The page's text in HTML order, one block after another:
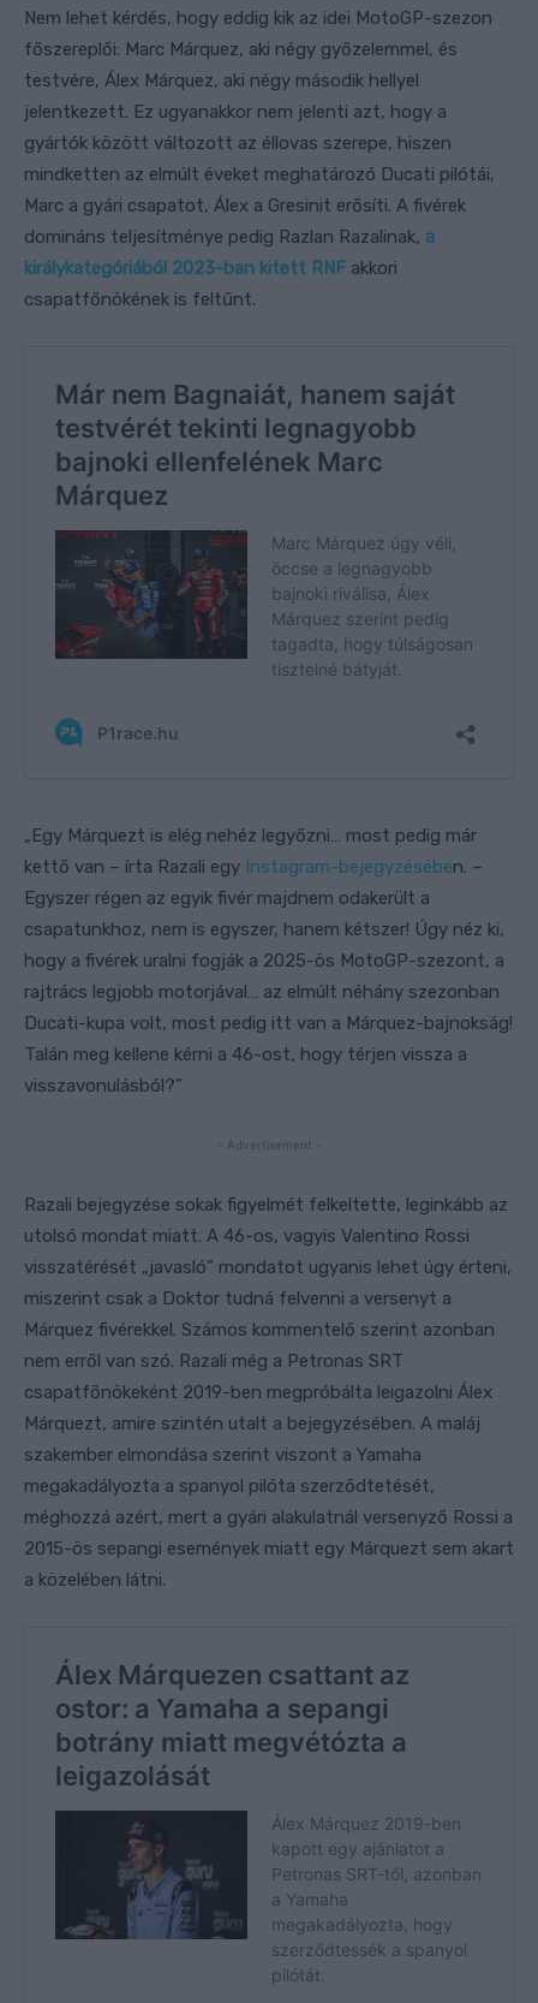
Nem lehet kérdés, hogy eddig kik az idei MotoGP-szezon
főszereplői: Marc Márquez, aki négy győzelemmel, és
testvére, Álex Márquez, aki négy második hellyel
jelentkezett. Ez ugyanakkor nem jelenti azt, hogy a
gyártók között változott az éllovas szerepe, hiszen
mindketten az elmúlt éveket meghatározó Ducati pilótái,
Marc a gyári csapatot, Álex a Gresinit erősíti. A fivérek
domináns teljesítménye pedig Razlan Razalinak, a
királykategóriából 2023-ban kitett RNF akkori
csapatfőnökének is feltűnt.
„Egy Márquezt is elég nehéz legyőzni… most pedig már
kettő van – írta Razali egy Instagram-bejegyzésében. –
Egyszer régen az egyik fivér majdnem odakerült a
csapatunkhoz, nem is egyszer, hanem kétszer! Úgy néz ki,
hogy a fivérek uralni fogják a 2025-ös MotoGP-szezont, a
rajtrács legjobb motorjával… az elmúlt néhány szezonban
Ducati-kupa volt, most pedig itt van a Márquez-bajnokság!
Talán meg kellene kérni a 46-ost, hogy térjen vissza a
visszavonulásból?”
- Advertisement -
Razali bejegyzése sokak figyelmét felkeltette, leginkább az
utolsó mondat miatt. A 46-os, vagyis Valentino Rossi
visszatérését „javasló” mondatot ugyanis lehet úgy érteni,
miszerint csak a Doktor tudná felvenni a versenyt a
Márquez fivérekkel. Számos kommentelő szerint azonban
nem erről van szó. Razali még a Petronas SRT
csapatfőnökeként 2019-ben megpróbálta leigazolni Álex
Márquezt, amire szintén utalt a bejegyzésében. A maláj
szakember elmondása szerint viszont a Yamaha
megakadályozta a spanyol pilóta szerződtetését,
méghozzá azért, mert a gyári alakulatnál versenyző Rossi a
2015-ös sepangi események miatt egy Márquezt sem akart
a közelében látni.